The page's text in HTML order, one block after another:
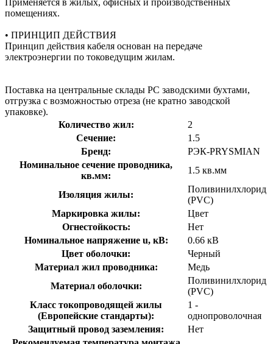
помещениях.
• ПРИНЦИП ДЕЙСТВИЯ
Принцип действия кабеля основан на передаче
электроэнергии по токоведущим жилам.
Поставка на центральные склады РС заводскими бухтами,
отгрузка с возможностью отреза (не кратно заводской
упаковке).
Количество жил:
2
Сечение:
1.5
Бренд:
РЭК-PRYSMIAN
Номинальное сечение проводника,
кв.мм:
1.5 кв.мм
Изоляция жилы:
Поливинилхлорид
(PVC)
Маркировка жилы:
Цвет
Огнестойкость:
Нет
Номинальное напряжение u, кВ:
0.66 кВ
Цвет оболочки:
Черный
Материал жил проводника:
Медь
Материал оболочки:
Поливинилхлорид
(PVC)
Класс токопроводящей жилы
(Европейские стандарты):
1 -
однопроволочная
Защитный провод заземления:
Нет